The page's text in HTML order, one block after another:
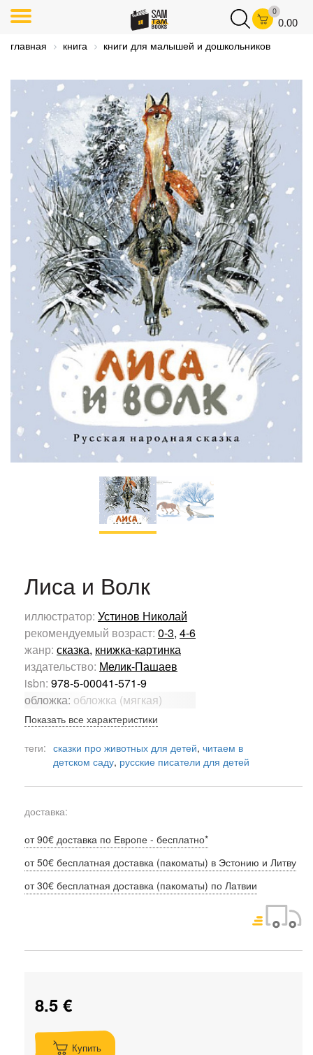
0
0.00
главная книга книги для малышей и дошкольников
Лиса и Волк
иллюстратор: Устинов Николай
рекомендуемый возраст: 0-3, 4-6
жанр: сказка, книжка-картинка
издательство: Мелик-Пашаев
isbn: 978-5-00041-571-9
обложка: обложка (мягкая)
Показать все характеристики
теги: сказки про животных для детей, читаем в
детском саду, русские писатели для детей
доставка:
от 90€ доставка по Европе - бесплатно*
от 50€ бесплатная доставка (пакоматы) в Эстонию и Литву
от 30€ бесплатная доставка (пакоматы) по Латвии
8.5 €
Купить